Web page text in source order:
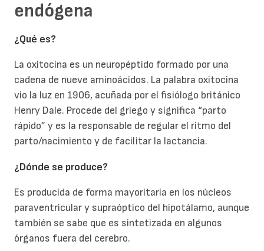
endógena
¿Qué es?
La oxitocina es un neuropéptido formado por una
cadena de nueve aminoácidos. La palabra oxitocina
vio la luz en 1906, acuñada por el fisiólogo británico
Henry Dale. Procede del griego y significa “parto
rápido” y es la responsable de regular el ritmo del
parto/nacimiento y de facilitar la lactancia.
¿Dónde se produce?
Es producida de forma mayoritaria en los núcleos
paraventricular y supraóptico del hipotálamo, aunque
también se sabe que es sintetizada en algunos
órganos fuera del cerebro.